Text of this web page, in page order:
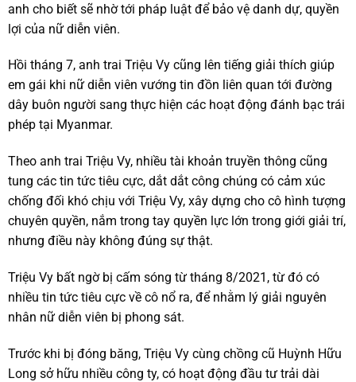
anh cho biết sẽ nhờ tới pháp luật để bảo vệ danh dự, quyền
lợi của nữ diễn viên.
Hồi tháng 7, anh trai Triệu Vy cũng lên tiếng giải thích giúp
em gái khi nữ diễn viên vướng tin đồn liên quan tới đường
dây buôn người sang thực hiện các hoạt động đánh bạc trái
phép tại Myanmar.
Theo anh trai Triệu Vy, nhiều tài khoản truyền thông cũng
tung các tin tức tiêu cực, dắt dắt công chúng có cảm xúc
chống đối khó chịu với Triệu Vy, xây dựng cho cô hình tượng
chuyên quyền, nắm trong tay quyền lực lớn trong giới giải trí,
nhưng điều này không đúng sự thật.
Triệu Vy bất ngờ bị cấm sóng từ tháng 8/2021, từ đó có
nhiều tin tức tiêu cực về cô nổ ra, để nhằm lý giải nguyên
nhân nữ diễn viên bị phong sát.
Trước khi bị đóng băng, Triệu Vy cùng chồng cũ Huỳnh Hữu
Long sở hữu nhiều công ty, có hoạt động đầu tư trải dài